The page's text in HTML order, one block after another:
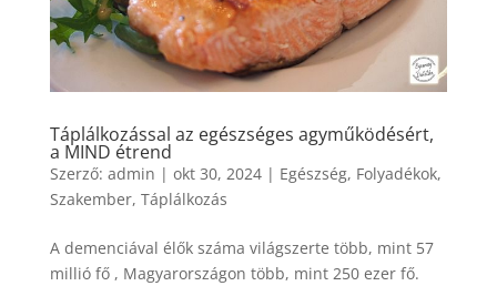
Táplálkozással az egészséges agyműködésért,
a MIND étrend
Szerző: admin | okt 30, 2024| Egészség, Folyadékok,
Szakember, Táplálkozás
A demenciával élők száma világszerte több, mint 57
millió fő , Magyarországon több, mint 250 ezer fő.